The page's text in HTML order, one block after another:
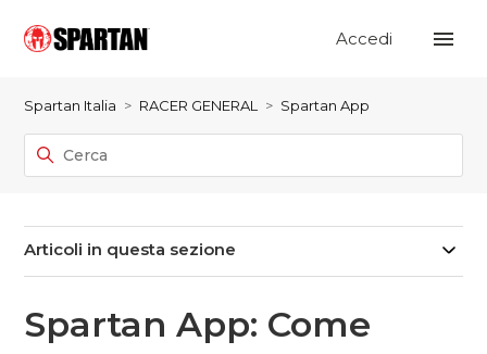
Accedi
Spartan Italia RACER GENERAL Spartan App
Articoli in questa sezione
Spartan App: Come